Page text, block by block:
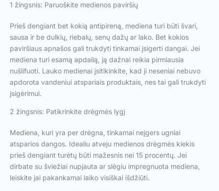
1 žingsnis: Paruoškite medienos paviršių
Prieš dengiant bet kokią antipireną, mediena turi būti švari,
sausa ir be dulkių, riebalų, senų dažų ar lako. Bet kokios
paviršiaus apnašos gali trukdyti tinkamai įsigerti dangai. Jei
mediena turi esamą apdailą, ją dažnai reikia pirmiausia
nušlifuoti. Lauko medienai įsitikinkite, kad ji neseniai nebuvo
apdorota vandeniui atspariais produktais, nes tai gali trukdyti
įsigėrimui.
2 žingsnis: Patikrinkite drėgmės lygį
Mediena, kuri yra per drėgna, tinkamai neįgers ugniai
atsparios dangos. Idealiu atveju medienos drėgmės kiekis
prieš dengiant turėtų būti mažesnis nei 15 procentų. Jei
dirbate su šviežiai nupjauta ar slėgiu impregnuota mediena,
leiskite jai pakankamai laiko visiškai išdžiūti.